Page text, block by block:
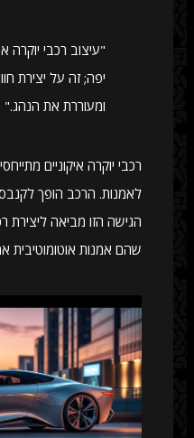
"עיצוב רכבי יוקרה
יפה; זה על יצירת
ומעוררת את הנהג."
רכבי יוקרה איקוניים
לאמנות. הרכב הופך
הגישה הזו מביאה ליצירת
שהם אמנות אוטומוטיבית